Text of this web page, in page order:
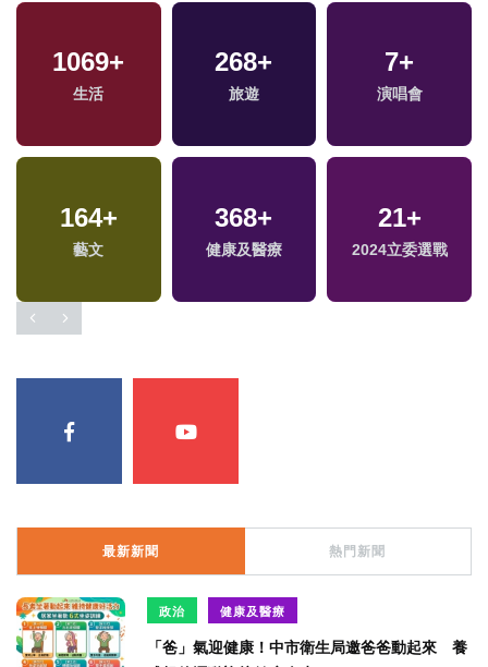
1069+
生活
268+
旅遊
7+
演唱會
164+
藝文
368+
健康及醫療
21+
2024立委選戰
最新新聞 熱門新聞
政治 健康及醫療
「爸」氣迎健康！中市衛生局邀爸爸動起來 養